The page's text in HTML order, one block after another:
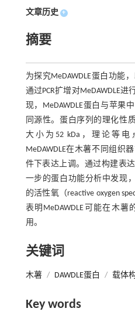
文章历史 +
摘要
为探究MeDAWDLE蛋白功能
通过PCR扩增对MeDAWDLE
现，MeDAWDLE蛋白与苹果
同源性。蛋白序列的理化性
大小为52 kDa，理论等
MeDAWDLE在木薯不同组织
件下表达上调。通过构建表
一步的蛋白功能分析中发现
的活性氧（reactive oxygen
表明MeDAWDLE可能在木
用。
关键词
木薯 / DAWDLE蛋白 / 载体
Key words